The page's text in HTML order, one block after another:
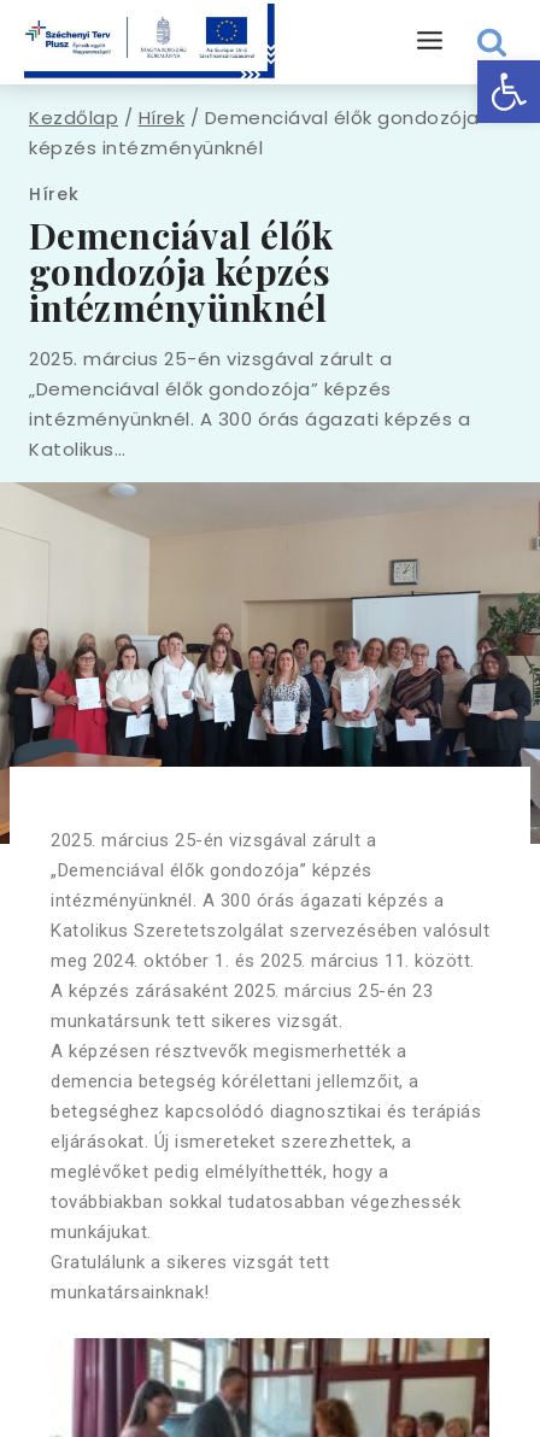
Kezdőlap / Hírek / Demenciával élők gondozója
képzés intézményünknél
Hírek
Demenciával élők
gondozója képzés
intézményünknél
2025. március 25-én vizsgával zárult a
„Demenciával élők gondozója” képzés
intézményünknél. A 300 órás ágazati képzés a
Katolikus…
2025. március 25-én vizsgával zárult a
„Demenciával élők gondozója” képzés
intézményünknél. A 300 órás ágazati képzés a
Katolikus Szeretetszolgálat szervezésében valósult
meg 2024. október 1. és 2025. március 11. között.
A képzés zárásaként 2025. március 25-én 23
munkatársunk tett sikeres vizsgát.
A képzésen résztvevők megismerhették a
demencia betegség kórélettani jellemzőit, a
betegséghez kapcsolódó diagnosztikai és terápiás
eljárásokat. Új ismereteket szerezhettek, a
meglévőket pedig elmélyíthették, hogy a
továbbiakban sokkal tudatosabban végezhessék
munkájukat.
Gratulálunk a sikeres vizsgát tett
munkatársainknak!